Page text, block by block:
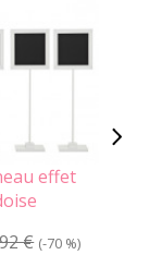
effet
€ (-70 %)